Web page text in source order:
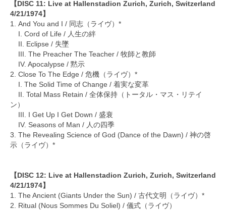
【DISC 11: Live at Hallenstadion Zurich, Zurich, Switzerland
4/21/1974】
1. And You and I / 同志（ライヴ）*
I. Cord of Life / 人生の絆
II. Eclipse / 失墜
III. The Preacher The Teacher / 牧師と教師
IV. Apocalypse / 黙示
2. Close To The Edge / 危機（ライヴ）*
I. The Solid Time of Change / 着実な変革
II. Total Mass Retain / 全体保持（トータル・マス・リテイ
ン）
III. I Get Up I Get Down / 盛衰
IV. Seasons of Man / 人の四季
3. The Revealing Science of God (Dance of the Dawn) / 神の啓
示（ライヴ）*
【DISC 12: Live at Hallenstadion Zurich, Zurich, Switzerland
4/21/1974】
1. The Ancient (Giants Under the Sun) / 古代文明（ライヴ）*
2. Ritual (Nous Sommes Du Soliel) / 儀式（ライヴ）